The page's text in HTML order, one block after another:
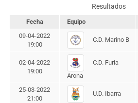
Resultados
Fecha Equipo
09-04-2022
19:00
C.D. Marino B
02-04-2022
19:00
C.D. Furia
Arona
25-03-2022
21:00
U.D. Ibarra